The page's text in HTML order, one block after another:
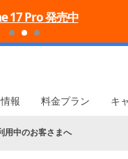
17 Pro 発売中
報 料金プラン キ
用中のお客さまへ